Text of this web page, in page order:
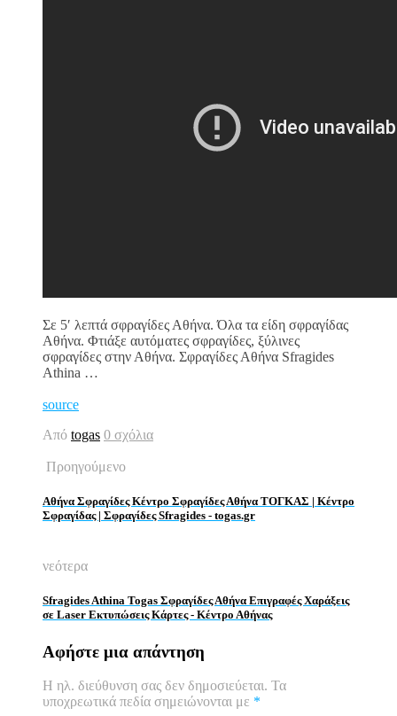
Σε 5′ λεπτά σφραγίδες Αθήνα. Όλα τα είδη σφραγίδας
Αθήνα. Φτιάξε αυτόματες σφραγίδες, ξύλινες
σφραγίδες στην Αθήνα. Σφραγίδες Αθήνα Sfragides
Athina …
source
Από togas 0 σχόλια
Προηγούμενο
Αθήνα Σφραγίδες Κέντρο Σφραγίδες Αθήνα ΤΟΓΚΑΣ | Κέντρο
Σφραγίδας | Σφραγίδες Sfragides - togas.gr
νεότερα
Sfragides Athina Togas Σφραγίδες Αθήνα Επιγραφές Χαράξεις
σε Laser Εκτυπώσεις Κάρτες - Κέντρο Αθήνας
Αφήστε μια απάντηση
Η ηλ. διεύθυνση σας δεν δημοσιεύεται. Τα
υποχρεωτικά πεδία σημειώνονται με *